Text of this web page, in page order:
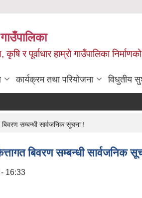
कृषि र पूर्वाधार हाम्रो गाउँपालिका
कार्यक्रम तथा परियोजना विधुतीय
सम्बन्धी सार्वजनिक सूचना !
बिवरण सम्बन्धी सार्वजनिक
16:33